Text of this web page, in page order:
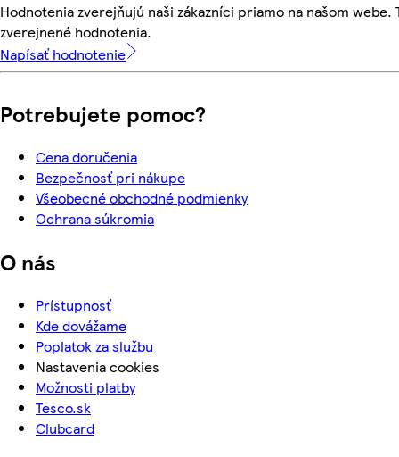
Hodnotenia zverejňujú naši zákazníci priamo na našom webe.
zverejnené hodnotenia.
Napísať hodnotenie
Potrebujete pomoc?
Cena doručenia
Bezpečnosť pri nákupe
Všeobecné obchodné podmienky
Ochrana súkromia
O nás
Prístupnosť
Kde dovážame
Poplatok za službu
Nastavenia cookies
Možnosti platby
Tesco.sk
Clubcard